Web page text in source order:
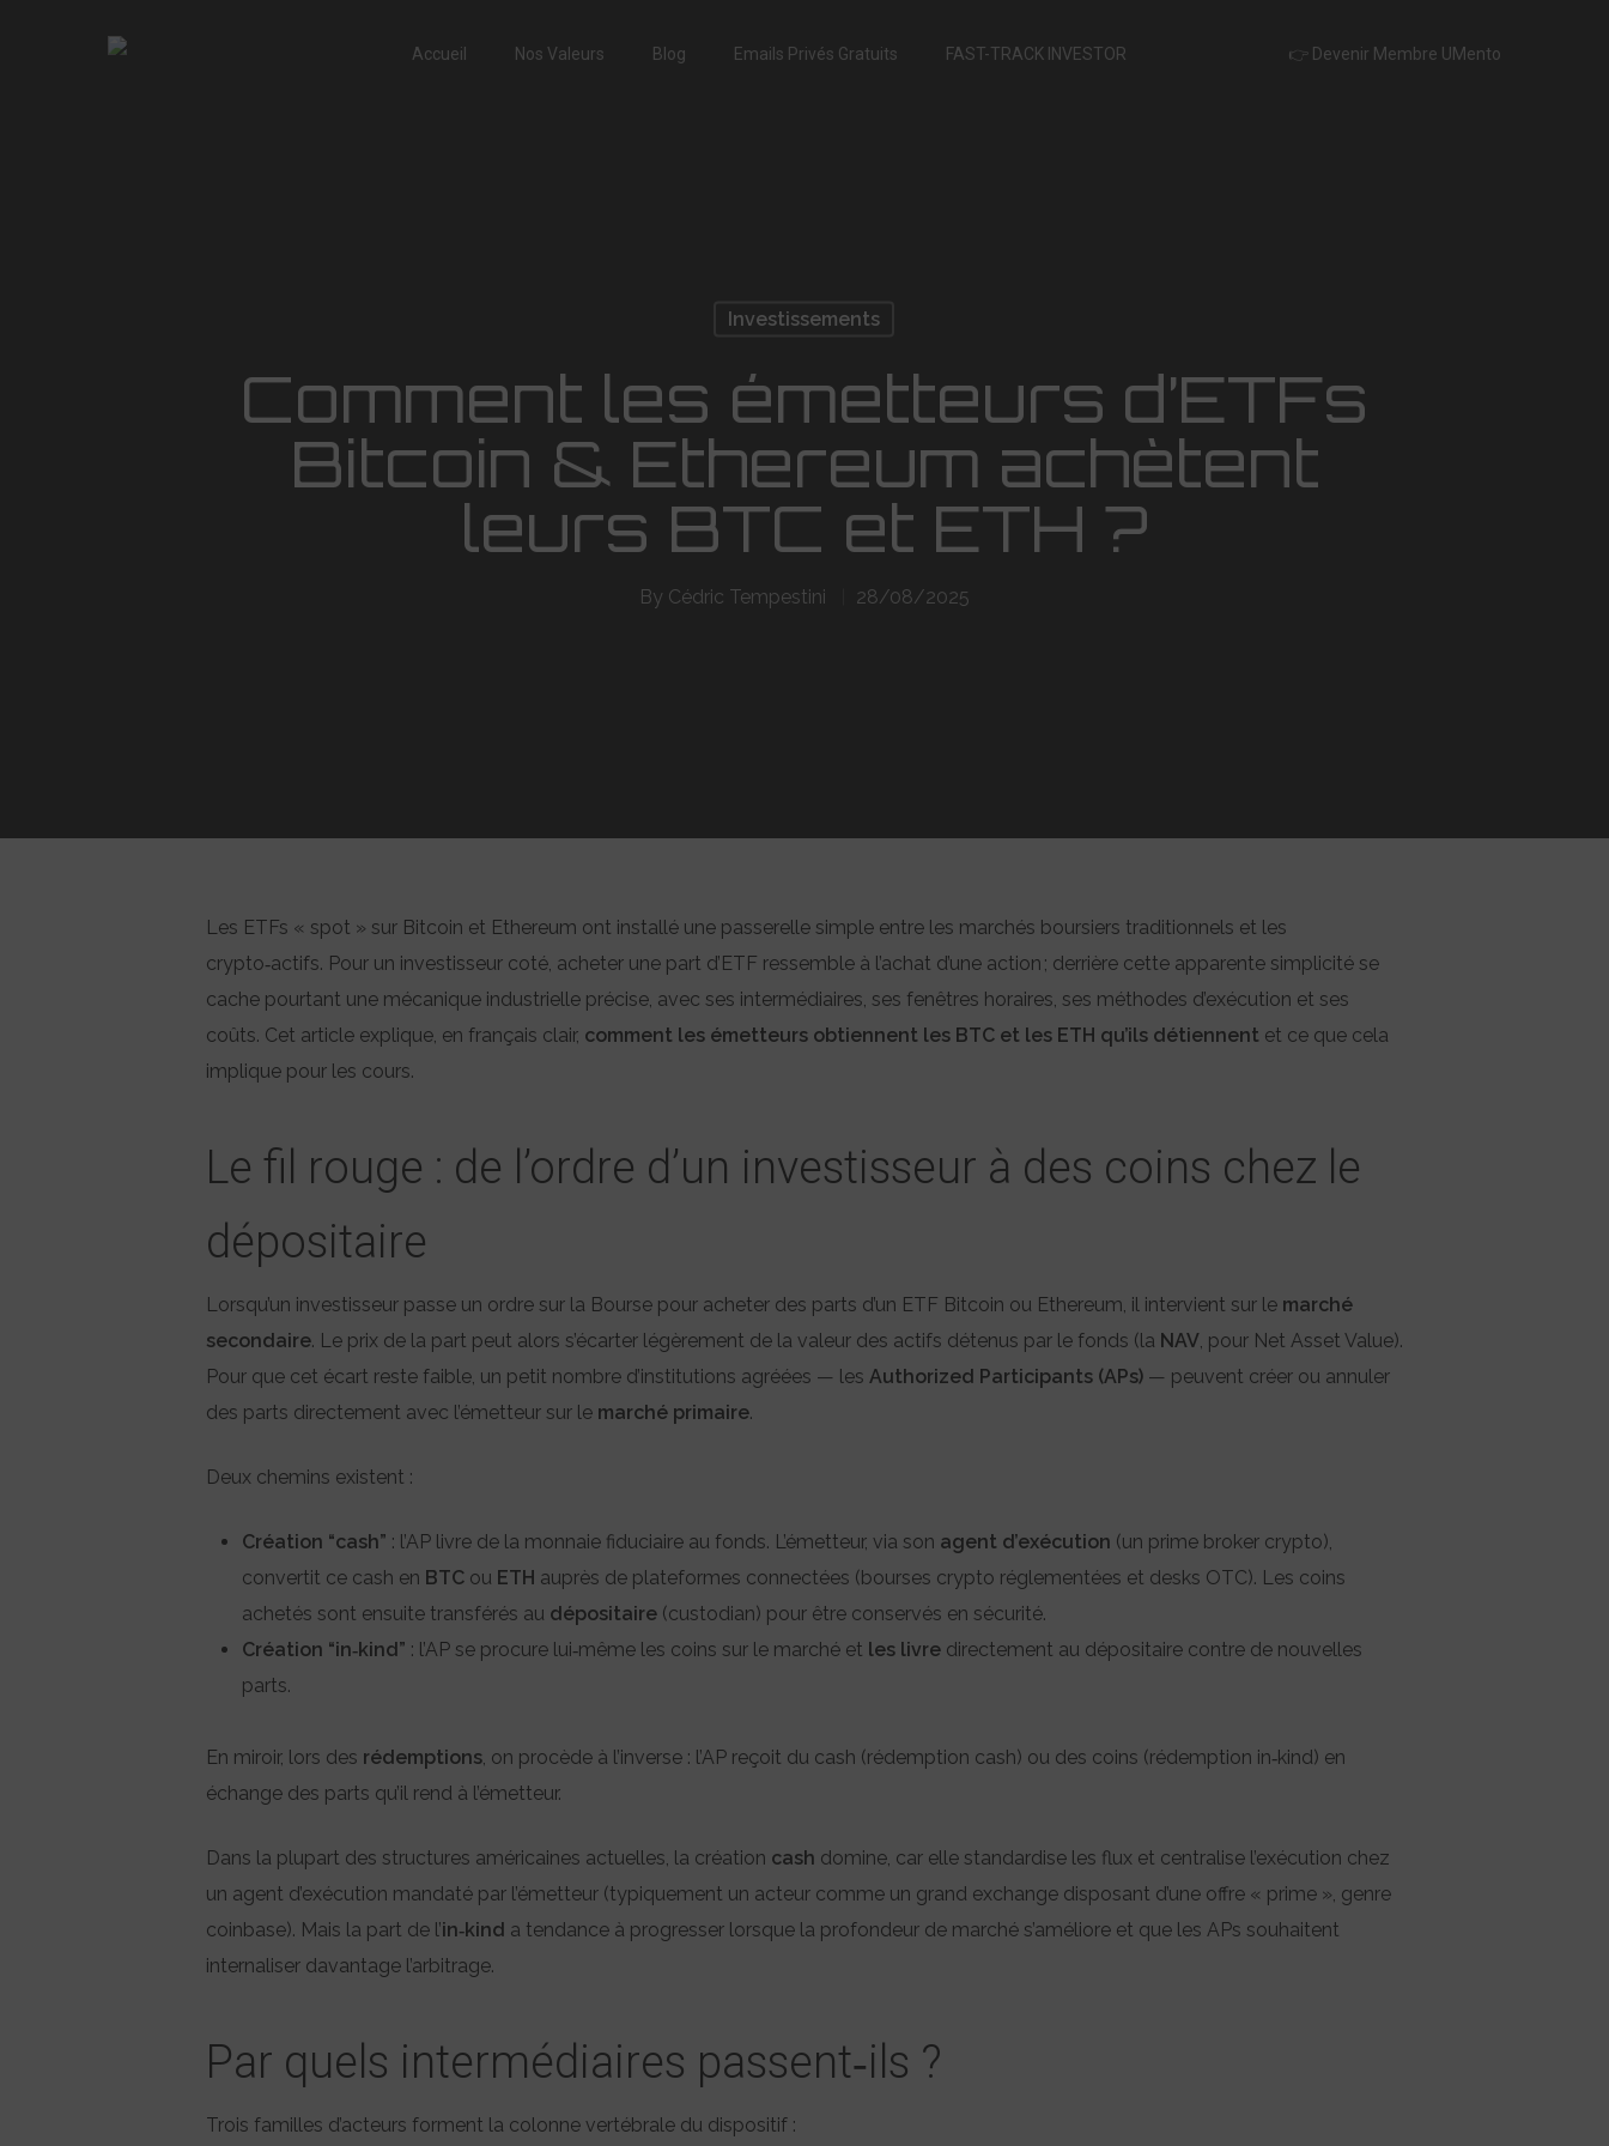
Accueil Nos Valeurs Blog Emails Privés Gratuits FAST-TRACK INVESTOR 👉 Devenir Membre UMento
Investissements
Comment les émetteurs d’ETFs
Bitcoin & Ethereum achètent
leurs BTC et ETH ?
By Cédric Tempestini 28/08/2025
Les ETFs « spot » sur Bitcoin et Ethereum ont installé une passerelle simple entre les marchés boursiers traditionnels et les
crypto‑actifs. Pour un investisseur coté, acheter une part d’ETF ressemble à l’achat d’une action ; derrière cette apparente simplicité se
cache pourtant une mécanique industrielle précise, avec ses intermédiaires, ses fenêtres horaires, ses méthodes d’exécution et ses
coûts. Cet article explique, en français clair, comment les émetteurs obtiennent les BTC et les ETH qu’ils détiennent et ce que cela
implique pour les cours.
Le fil rouge : de l’ordre d’un investisseur à des coins chez le
dépositaire
Lorsqu’un investisseur passe un ordre sur la Bourse pour acheter des parts d’un ETF Bitcoin ou Ethereum, il intervient sur le marché
secondaire. Le prix de la part peut alors s’écarter légèrement de la valeur des actifs détenus par le fonds (la NAV, pour Net Asset Value).
Pour que cet écart reste faible, un petit nombre d’institutions agréées — les Authorized Participants (APs) — peuvent créer ou annuler
des parts directement avec l’émetteur sur le marché primaire.
Deux chemins existent :
Création “cash” : l’AP livre de la monnaie fiduciaire au fonds. L’émetteur, via son agent d’exécution (un prime broker crypto),
convertit ce cash en BTC ou ETH auprès de plateformes connectées (bourses crypto réglementées et desks OTC). Les coins
achetés sont ensuite transférés au dépositaire (custodian) pour être conservés en sécurité.
Création “in‑kind” : l’AP se procure lui‑même les coins sur le marché et les livre directement au dépositaire contre de nouvelles
parts.
En miroir, lors des rédemptions, on procède à l’inverse : l’AP reçoit du cash (rédemption cash) ou des coins (rédemption in‑kind) en
échange des parts qu’il rend à l’émetteur.
Dans la plupart des structures américaines actuelles, la création cash domine, car elle standardise les flux et centralise l’exécution chez
un agent d’exécution mandaté par l’émetteur (typiquement un acteur comme un grand exchange disposant d’une offre « prime », genre
coinbase). Mais la part de l’in‑kind a tendance à progresser lorsque la profondeur de marché s’améliore et que les APs souhaitent
internaliser davantage l’arbitrage.
Par quels intermédiaires passent‑ils ?
Trois familles d’acteurs forment la colonne vertébrale du dispositif :